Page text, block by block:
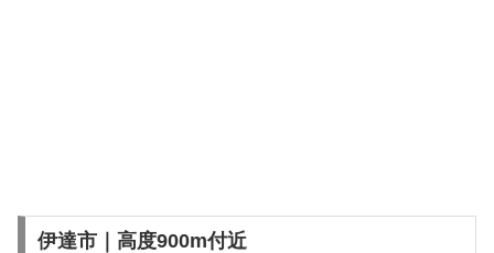
伊達市｜高度900m付近